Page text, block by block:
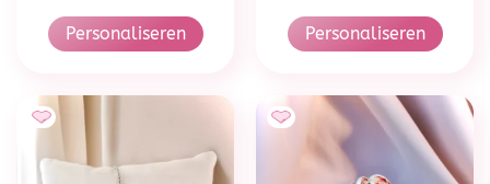
Personaliseren
Personaliseren